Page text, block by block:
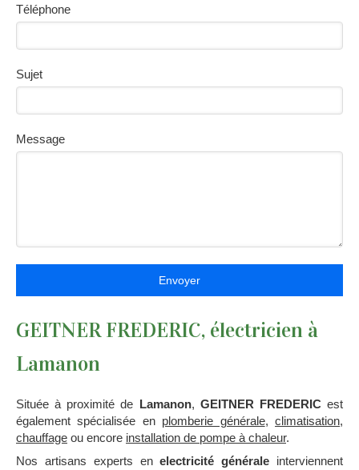
Téléphone
Sujet
Message
Envoyer
GEITNER FREDERIC, électricien à
Lamanon
Située à proximité de Lamanon, GEITNER FREDERICest
également spécialisée en plomberie générale,climatisation,
chauffage ou encore installation de pompe à chaleur.
Nos artisans experts enelectricité générale interviennent